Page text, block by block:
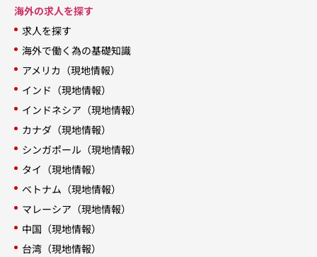
海外の求人を探す
求人を探す
海外で働く為の基礎知識
アメリカ（現地情報）
インド（現地情報）
インドネシア（現地情報）
カナダ（現地情報）
シンガポール（現地情報）
タイ（現地情報）
ベトナム（現地情報）
マレーシア（現地情報）
中国（現地情報）
台湾（現地情報）